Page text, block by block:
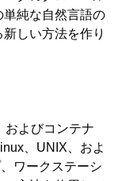
純な自然言語の
しい方法を作り
およびコンテナ
、UNIX、およ
ワークステーシ